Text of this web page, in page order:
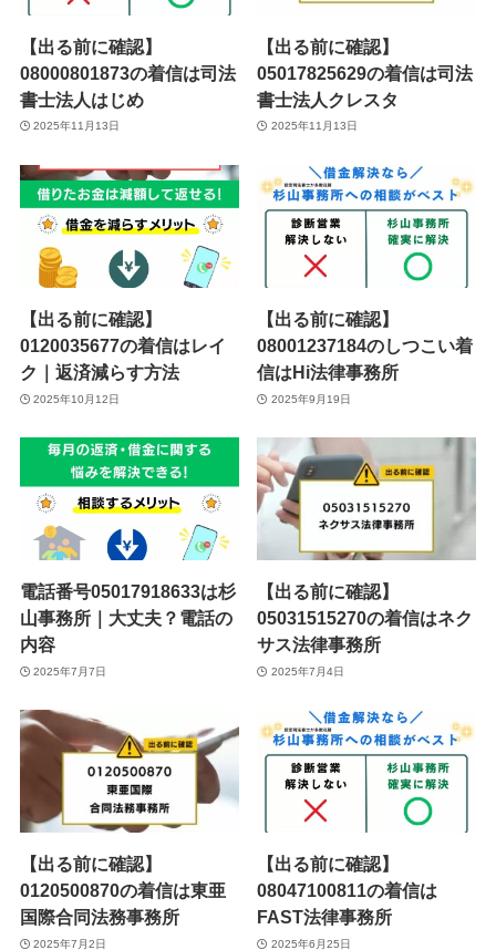
【出る前に確認】
08000801873の着信は司法
書士法人はじめ
2025年11月13日
【出る前に確認】
05017825629の着信は司法
書士法人クレスタ
2025年11月13日
【出る前に確認】
0120035677の着信はレイ
ク｜返済減らす方法
2025年10月12日
【出る前に確認】
08001237184のしつこい着
信はHi法律事務所
2025年9月19日
電話番号05017918633は杉
山事務所｜大丈夫？電話の
内容
2025年7月7日
【出る前に確認】
05031515270の着信はネク
サス法律事務所
2025年7月4日
【出る前に確認】
0120500870の着信は東亜
国際合同法務事務所
2025年7月2日
【出る前に確認】
08047100811の着信は
FAST法律事務所
2025年6月25日